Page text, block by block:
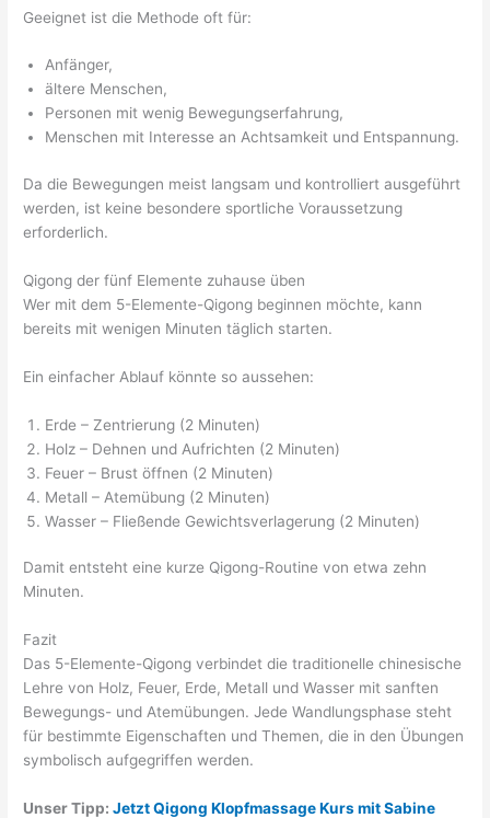
Geeignet ist die Methode oft für:
Anfänger,
ältere Menschen,
Personen mit wenig Bewegungserfahrung,
Menschen mit Interesse an Achtsamkeit und Entspannung.
Da die Bewegungen meist langsam und kontrolliert ausgeführt
werden, ist keine besondere sportliche Voraussetzung
erforderlich.
Qigong der fünf Elemente zuhause üben
Wer mit dem 5-Elemente-Qigong beginnen möchte, kann
bereits mit wenigen Minuten täglich starten.
Ein einfacher Ablauf könnte so aussehen:
Erde – Zentrierung (2 Minuten)
Holz – Dehnen und Aufrichten (2 Minuten)
Feuer – Brust öffnen (2 Minuten)
Metall – Atemübung (2 Minuten)
Wasser – Fließende Gewichtsverlagerung (2 Minuten)
Damit entsteht eine kurze Qigong-Routine von etwa zehn
Minuten.
Fazit
Das 5-Elemente-Qigong verbindet die traditionelle chinesische
Lehre von Holz, Feuer, Erde, Metall und Wasser mit sanften
Bewegungs- und Atemübungen. Jede Wandlungsphase steht
für bestimmte Eigenschaften und Themen, die in den Übungen
symbolisch aufgegriffen werden.
Unser Tipp:Jetzt Qigong Klopfmassage Kurs mit Sabine